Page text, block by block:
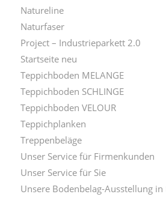
Natureline
Naturfaser
Project – Industrieparkett 2.0
Startseite neu
Teppichboden MELANGE
Teppichboden SCHLINGE
Teppichboden VELOUR
Teppichplanken
Treppenbeläge
Unser Service für Firmenkunden
Unser Service für Sie
Unsere Bodenbelag-Ausstellung